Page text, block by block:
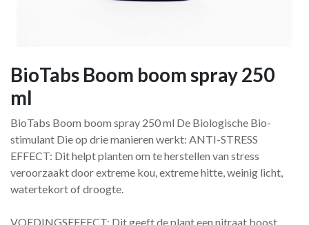
BioTabs Boom boom spray 250
ml
BioTabs Boom boom spray 250 ml De Biologische Bio-
stimulant Die op drie manieren werkt: ANTI-STRESS
EFFECT: Dit helpt planten om te herstellen van stress
veroorzaakt door extreme kou, extreme hitte, weinig licht,
watertekort of droogte.
VOEDINGSEFFECT: Dit geeft de plant een nitraat boost,